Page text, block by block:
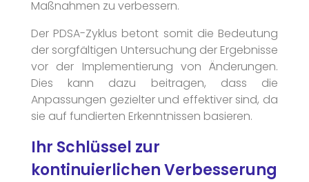
Maßnahmen zu verbessern.
Der PDSA-Zyklus betont somit die Bedeutung
der sorgfältigen Untersuchung der Ergebnisse
vor der Implementierung von Änderungen.
Dies kann dazu beitragen, dass die
Anpassungen gezielter und effektiver sind, da
sie auf fundierten Erkenntnissen basieren.
Ihr Schlüssel zur
kontinuierlichen Verbesserung